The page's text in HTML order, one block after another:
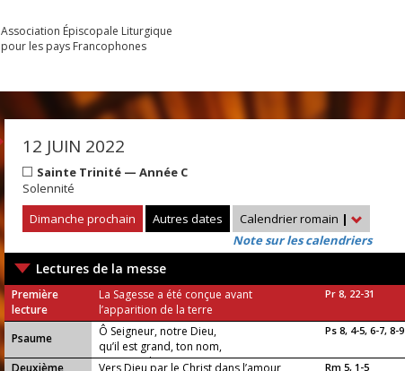
Association Épiscopale Liturgique
pour les pays Francophones
12 JUIN 2022
Sainte Trinité — Année C
Solennité
Dimanche prochain
Autres dates Calendrier romain |
Note sur les calendriers
Lectures de la messe
Première
lecture
La Sagesse a été conçue avant
l’apparition de la terre
Pr 8, 22-31
Psaume
Ô Seigneur, notre Dieu,
qu’il est grand, ton nom,
par toute la terre !
Ps 8, 4-5, 6-7, 8-9
Rm 5, 1-5